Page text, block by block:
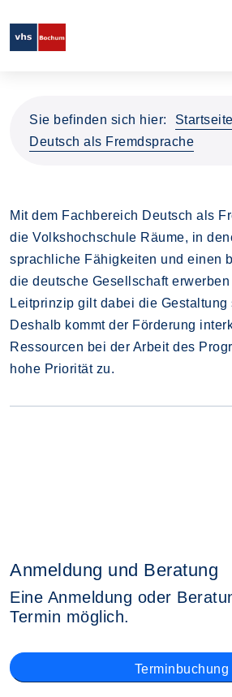
Sie befinden sich hier: Startseite
Deutsch als Fremdsprache
Mit dem Fachbereich Deutsch als
die Volkshochschule Räume, in
sprachliche Fähigkeiten und einen
die deutsche Gesellschaft
Leitprinzip gilt dabei die
Deshalb kommt der Förderung
Ressourcen bei der Arbeit des
hohe Priorität zu.
Anmeldung und Beratung
Eine Anmeldung oder
Termin möglich.
Terminbuchung